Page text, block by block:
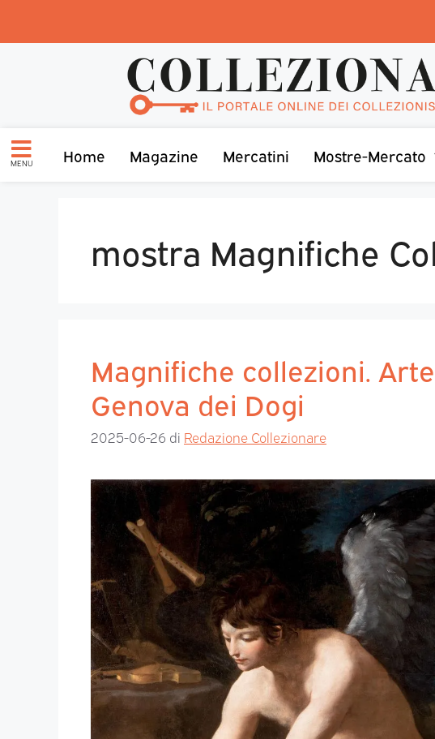
MENU Home Magazine Mercatini Mostre-Mercato
mostra Magnifiche
Magnifiche collezioni.
Genova dei Dogi
2025-06-26 di Redazione Collezionare